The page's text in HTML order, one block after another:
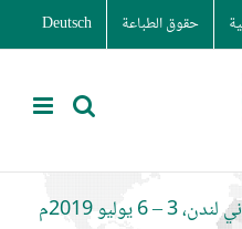
حقوق الطباعة Deutsch
2019م